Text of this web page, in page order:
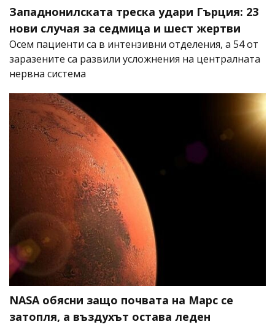
Западнонилската треска удари Гърция: 23
нови случая за седмица и шест жертви
Осем пациенти са в интензивни отделения, а 54 от
заразените са развили усложнения на централната
нервна система
NASA обясни защо почвата на Марс се
затопля, а въздухът остава леден